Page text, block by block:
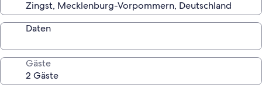
Daten
Gäste